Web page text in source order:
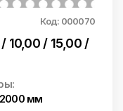
Код: 000070
10,00 / 15,00 /
мм